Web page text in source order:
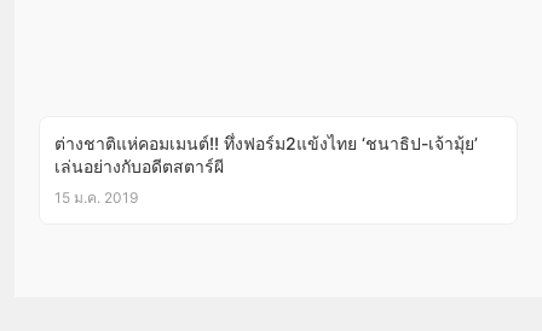
ต่างชาติแห่คอมเมนต์!! ทึ่งฟอร์ม2แข้งไทย ‘ชนาธิป-เจ้ามุ้ย’
เล่นอย่างกับอดีตสตาร์ผี
15 ม.ค. 2019